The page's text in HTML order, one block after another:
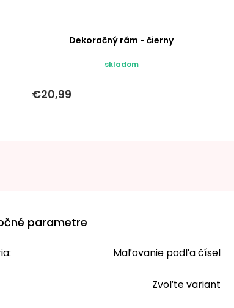
Dekoračný rám - čierny
skladom
€20,99
parametre
: Maľovanie podľa čísel
Zvoľte variant